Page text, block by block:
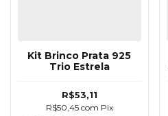
Kit Brinco Prata 925
Trio Estrela
R$53,11
R$50,45 com Pix